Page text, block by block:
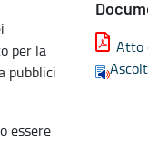
per la
pubblici
essere
Atto